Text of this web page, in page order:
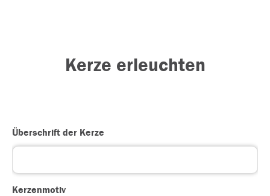
Kerze erleuchten
Überschrift der Kerze
Kerzenmotiv